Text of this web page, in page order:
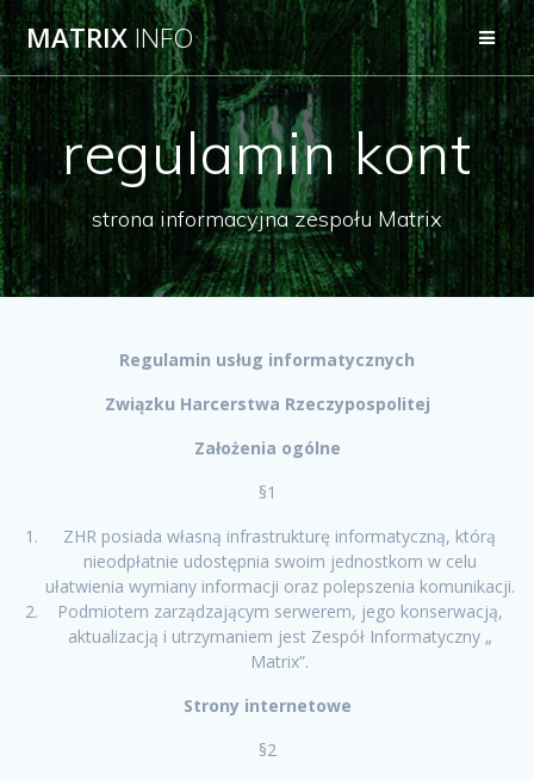
Przejdź
do
treści
MATRIX INFO
regulamin kont
strona informacyjna zespołu Matrix
Regulamin usług informatycznych
Związku Harcerstwa Rzeczypospolitej
Założenia ogólne
§1
ZHR posiada własną infrastrukturę informatyczną, którą
nieodpłatnie udostępnia swoim jednostkom w celu
ułatwienia wymiany informacji oraz polepszenia komunikacji.
Podmiotem zarządzającym serwerem, jego konserwacją,
aktualizacją i utrzymaniem jest Zespół Informatyczny „
Matrix”.
Strony internetowe
§2